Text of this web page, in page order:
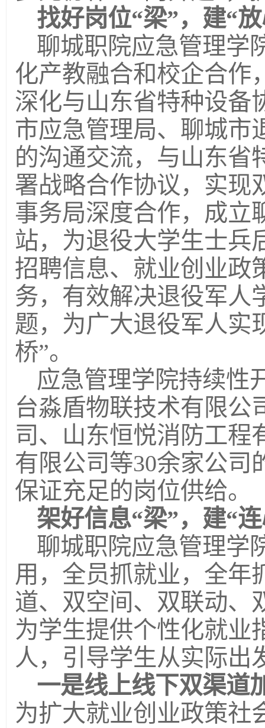
找好岗位“梁”，建“
聊城职院应急管理学
化产教融合和校企合作
深化与山东省特种设备
市应急管理局、聊城市
的沟通交流，与山东省
署战略合作协议，实现
事务局深度合作，成立
站，为退役大学生士兵
招聘信息、就业创业政
务，有效解决退役军人
题，为广大退役军人实
桥”。
应急管理学院持续性
台淼盾物联技术有限公
司、山东恒悦消防工程
有限公司等30余家公司
保证充足的岗位供给。
架好信息“梁”，建“
聊城职院应急管理学
用，全员抓就业，全年
道、双空间、双联动、
为学生提供个性化就业
人，引导学生从实际出
一是线上线下双渠道
为扩大就业创业政策社